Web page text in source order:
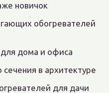
новичок
обогревателей
дома и офиса
в архитектуре
для дачи